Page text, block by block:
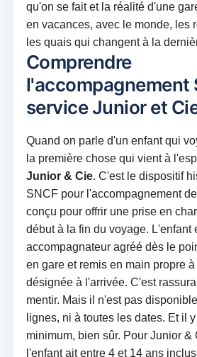
qu'on se fait et la réalité d'une
en vacances, avec le monde, les
les quais qui changent à la
Comprendre
l'accompagnement
service Junior et
Quand on parle d'un enfant qui
la première chose qui vient à
Junior & Cie. C'est le dispositif
SNCF pour l'accompagnement
conçu pour offrir une prise en
début à la fin du voyage. L'enfant
accompagnateur agréé dès le
en gare et remis en main propre
désignée à l'arrivée. C'est
mentir. Mais il n'est pas
lignes, ni à toutes les dates. Et il
minimum, bien sûr. Pour Junior &
l'enfant ait entre 4 et 14 ans